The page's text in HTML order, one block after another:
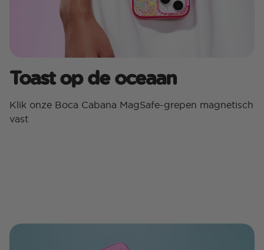
Toast op de oceaan
Klik onze Boca Cabana MagSafe-grepen magnetisch
vast